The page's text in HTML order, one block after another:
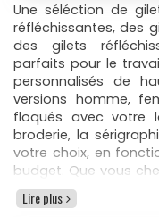
Une séléction de
réfléchissantes, des
des gilets
parfaits pour le
personnalisés de
versions homme,
floqués avec votre
broderie, la
votre choix, en
budget. Que vous
ou à renforcer la
vêtements de
Lire plus